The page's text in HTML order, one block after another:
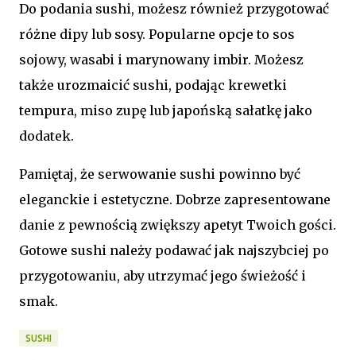
Do podania sushi, możesz również przygotować
różne dipy lub sosy. Popularne opcje to sos
sojowy, wasabi i marynowany imbir. Możesz
także urozmaicić sushi, podając krewetki
tempura, miso zupę lub japońską sałatkę jako
dodatek.
Pamiętaj, że serwowanie sushi powinno być
eleganckie i estetyczne. Dobrze zapresentowane
danie z pewnością zwiększy apetyt Twoich gości.
Gotowe sushi należy podawać jak najszybciej po
przygotowaniu, aby utrzymać jego świeżość i
smak.
SUSHI